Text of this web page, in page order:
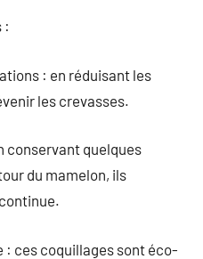
:
: en réduisant les
les crevasses.
conservant quelques
du mamelon, ils
: ces coquillages sont éco-